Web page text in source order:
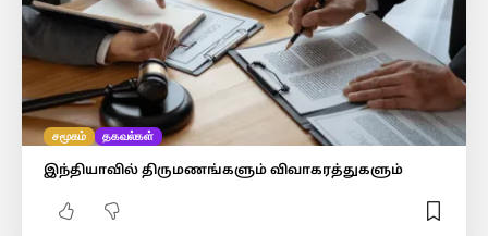
சமூகம் தகவல்கள்
இந்தியாவில் திருமணங்களும் விவாகரத்துகளும்